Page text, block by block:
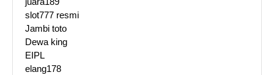
slot777 resmi
Jambi toto
Dewa king
EIPL
elang178